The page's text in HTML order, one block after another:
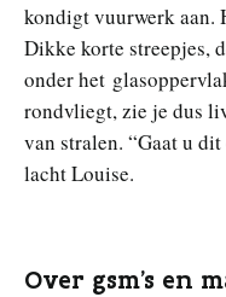
kondigt vuurwerk aan.
Dikke korte streepjes,
onder het
rondvliegt, zie je dus
van stralen. “Gaat u
lacht Louise.
Over gsm’s en